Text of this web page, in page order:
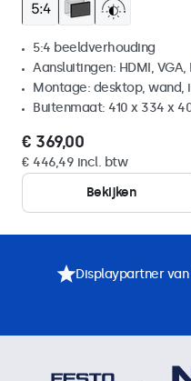
5:4 beeldverhouding
Aansluitingen: HDMI, VGA,
Montage: desktop, wand,
Buitenmaat: 410 x 334 x
€ 369,00
€ 446,49 incl. btw
Bekijken
Displaypartner